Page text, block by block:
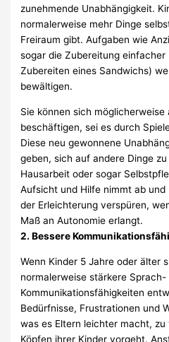
zunehmende Unabhängigkeit.
normalerweise mehr Dinge
Freiraum gibt. Aufgaben wie
sogar die Zubereitung einfacher
Zubereiten eines Sandwichs)
bewältigen.
Sie können sich
beschäftigen, sei es durch
Diese neu gewonnene
geben, sich auf andere Dinge
Hausarbeit oder sogar
Aufsicht und Hilfe nimmt ab und
der Erleichterung verspüren,
Maß an Autonomie erlangt.
2. Bessere
Wenn Kinder 5 Jahre oder älter
normalerweise stärkere Sprach-
Kommunikationsfähigkeiten
Bedürfnisse, Frustrationen und
was es Eltern leichter macht,
Köpfen ihrer Kinder vorgeht.